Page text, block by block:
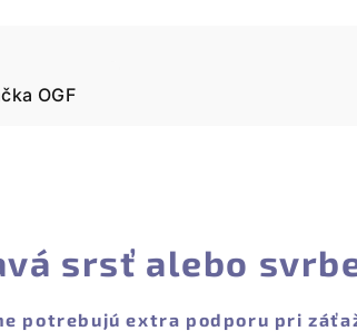
OGF
srsť alebo
potrebujú extra podporu pri